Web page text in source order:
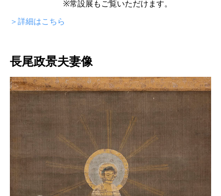
※常設展もご覧いただけます。
＞詳細はこちら
長尾政景夫妻像